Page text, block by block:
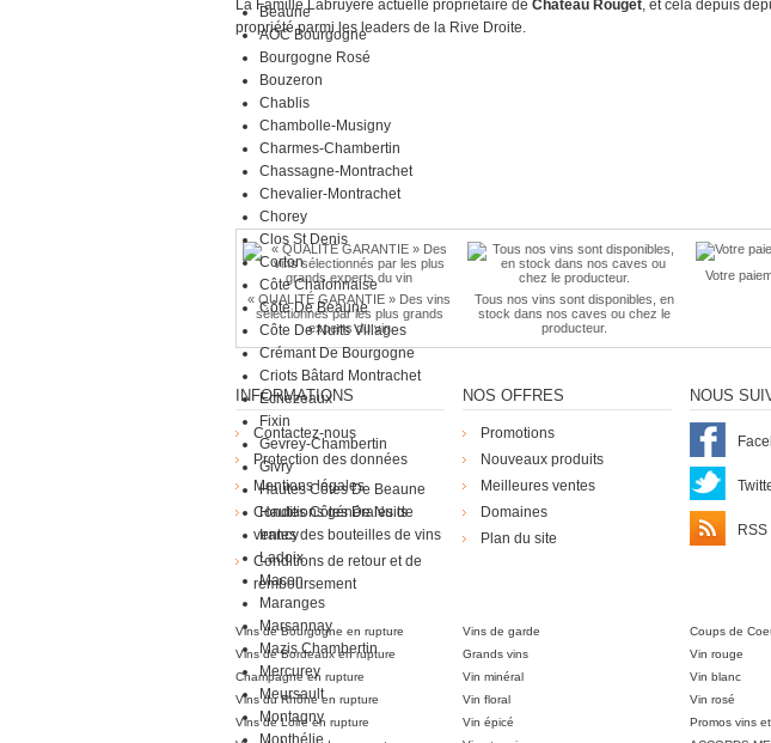
Beaune
AOC Bourgogne
Bourgogne Rosé
Bouzeron
Chablis
Chambolle-Musigny
Charmes-Chambertin
Chassagne-Montrachet
Chevalier-Montrachet
Chorey
Clos St Denis
Corton
Côte Chalonnaise
Côte De Beaune
Côte De Nuits Villages
Crémant De Bourgogne
Criots Bâtard Montrachet
Echezeaux
Fixin
Gevrey-Chambertin
Givry
Hautes Côtes De Beaune
Hautes Côtes De Nuits
Irancy
Ladoix
Macon
Maranges
Marsannay
Mazis Chambertin
Mercurey
Meursault
Montagny
Monthélie
La Famille Labruyère actuelle propriétaire de Château Rouget, et cela depuis
propriété parmi les leaders de la Rive Droite.
« QUALITÉ GARANTIE » Des vins
sélectionnés par les plus grands
experts du vin
Tous nos vins sont disponibles, en
stock dans nos caves ou chez le
producteur.
Votre
INFORMATIONS
Contactez-nous
Protection des données
Mentions légales
Conditions générales de
ventes des bouteilles de vins
Conditions de retour et de
remboursement
NOS OFFRES
Promotions
Nouveaux produits
Meilleures ventes
Domaines
Plan du site
NOUS
RSS
Vins de Bourgogne en rupture Vins de garde Coups de
Vins de Bordeaux en rupture
Grands vins Vin rouge
Champagne en rupture
Vin minéral Vin blanc
Vins du Rhône en rupture
Vin floral Vin rosé
Vins de Loire en rupture
Vin épicé Promos vins